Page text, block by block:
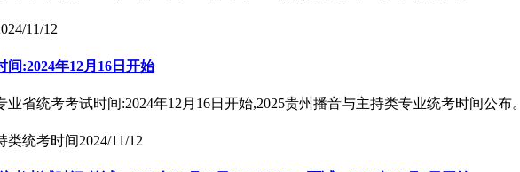
11/12
:2024年12月16日开始
省统考考试时间:2024年12月16日开始,2025贵州播音与主持类专业统考时间公布。
类统考时间2024/11/12